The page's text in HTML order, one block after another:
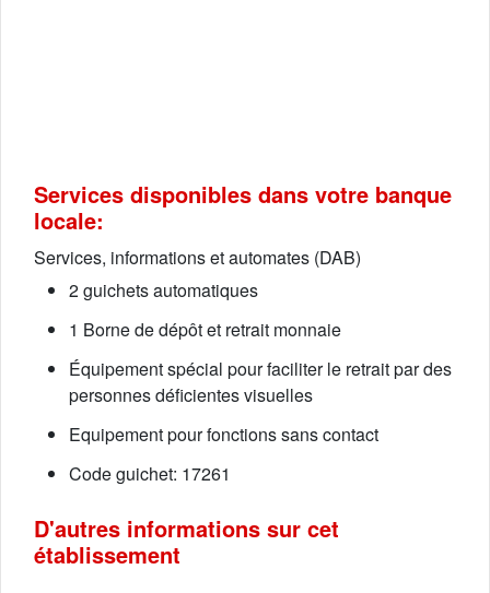
Services disponibles dans votre banque
locale:
Services, informations et automates (DAB)
2 guichets automatiques
1 Borne de dépôt et retrait monnaie
Équipement spécial pour faciliter le retrait par des
personnes déficientes visuelles
Equipement pour fonctions sans contact
Code guichet: 17261
D'autres informations sur cet
établissement